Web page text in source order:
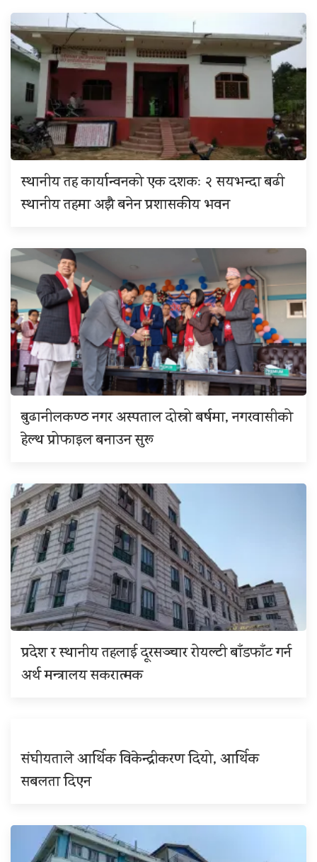
स्थानीय तह कार्यान्वनको एक दशकः २ सयभन्दा बढी
स्थानीय तहमा अझै बनेन प्रशासकीय भवन
बुढानीलकण्ठ नगर अस्पताल दोस्रो बर्षमा, नगरवासीको
हेल्थ प्रोफाइल बनाउन सुरू
प्रदेश र स्थानीय तहलाई दूरसञ्चार रोयल्टी बाँडफाँट गर्न
अर्थ मन्त्रालय सकरात्मक
संघीयताले आर्थिक विकेन्द्रीकरण दियो, आर्थिक
सबलता दिएन